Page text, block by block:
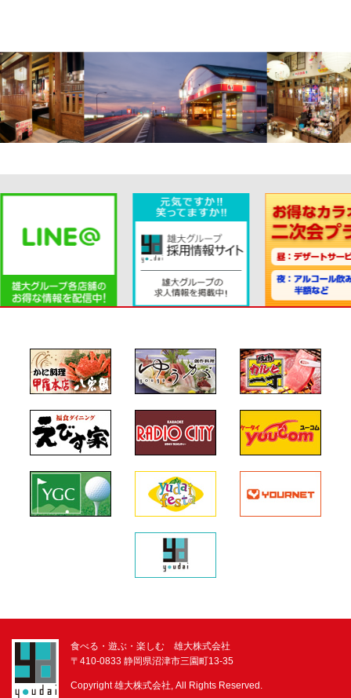
食べる・遊ぶ・楽しむ 雄大株式会社
〒410-0833 静岡県沼津市三園町13-35
Copyright 雄大株式会社, All Rights Reserved.